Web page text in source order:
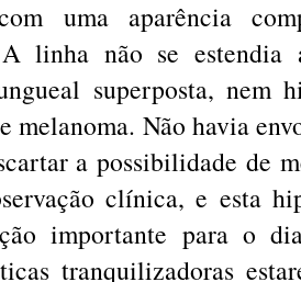
uma aparência
linha não se
superposta, nem
melanoma. Não havia
a possibilidade de
clínica, e esta
importante para o
tranquilizadoras